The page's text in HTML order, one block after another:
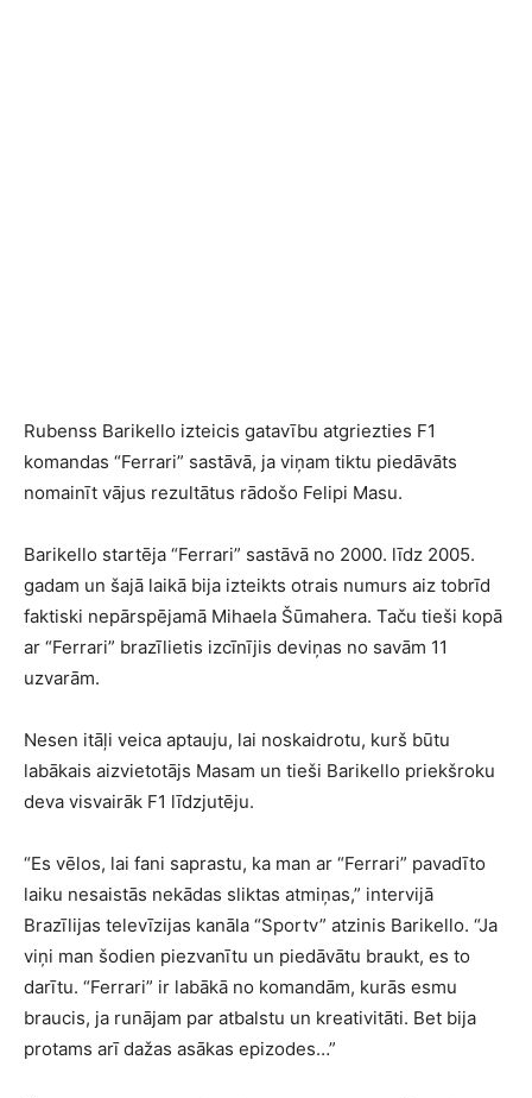
Rubenss Barikello izteicis gatavību atgriezties F1
komandas “Ferrari” sastāvā, ja viņam tiktu piedāvāts
nomainīt vājus rezultātus rādošo Felipi Masu.
Barikello startēja “Ferrari” sastāvā no 2000. līdz 2005.
gadam un šajā laikā bija izteikts otrais numurs aiz tobrīd
faktiski nepārspējamā Mihaela Šūmahera. Taču tieši kopā
ar “Ferrari” brazīlietis izcīnījis deviņas no savām 11
uzvarām.
Nesen itāļi veica aptauju, lai noskaidrotu, kurš būtu
labākais aizvietotājs Masam un tieši Barikello priekšroku
deva visvairāk F1 līdzjutēju.
“Es vēlos, lai fani saprastu, ka man ar “Ferrari” pavadīto
laiku nesaistās nekādas sliktas atmiņas,” intervijā
Brazīlijas televīzijas kanāla “Sportv” atzinis Barikello. “Ja
viņi man šodien piezvanītu un piedāvātu braukt, es to
darītu. “Ferrari” ir labākā no komandām, kurās esmu
braucis, ja runājam par atbalstu un kreativitāti. Bet bija
protams arī dažas asākas epizodes…”